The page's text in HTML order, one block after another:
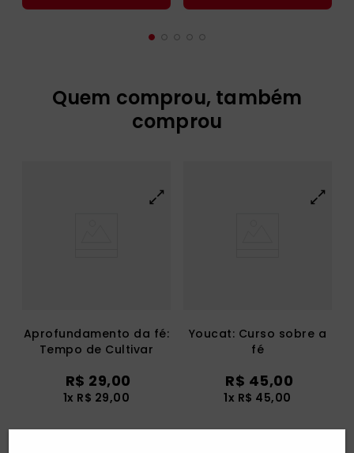
Quem comprou, também
comprou
Aprofundamento da fé:
Tempo de Cultivar
R$ 29,00
1x R$ 29,00
Youcat: Curso sobre a
fé
R$ 45,00
1x R$ 45,00